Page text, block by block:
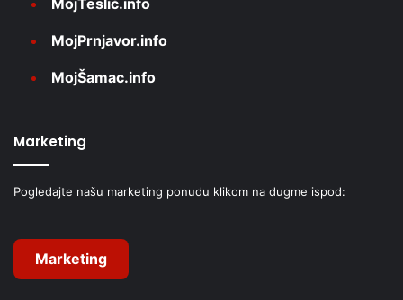
MojPrnjavor.info
MojŠamac.info
Marketing
Pogledajte našu marketing ponudu klikom na dugme ispod:
Marketing